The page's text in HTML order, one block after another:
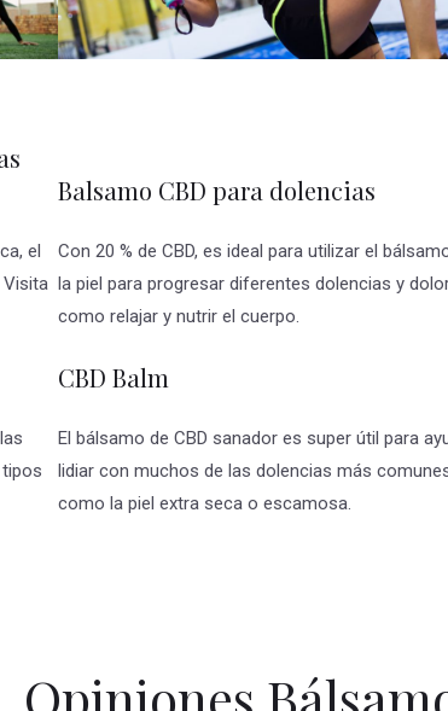
el
Balsamo CBD para dolencias
Con 20 % de CBD, es ideal para utilizar el
la piel para progresar diferentes dolencias y
como relajar y nutrir el cuerpo.
CBD Balm
El bálsamo de CBD sanador es super útil para
lidiar con muchos de las dolencias más
como la piel extra seca o escamosa.